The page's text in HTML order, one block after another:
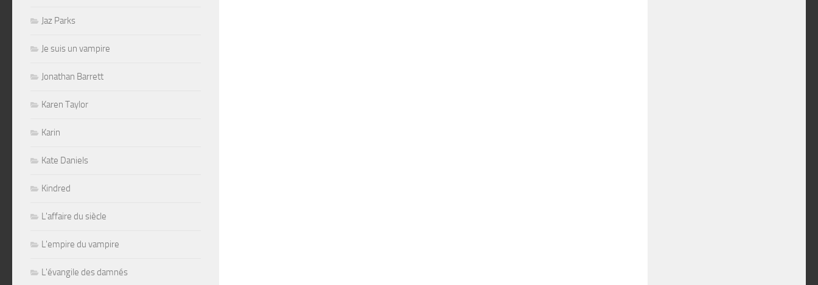
Jaz Parks
Je suis un vampire
Jonathan Barrett
Karen Taylor
Karin
Kate Daniels
Kindred
L'affaire du siècle
L'empire du vampire
L'évangile des damnés